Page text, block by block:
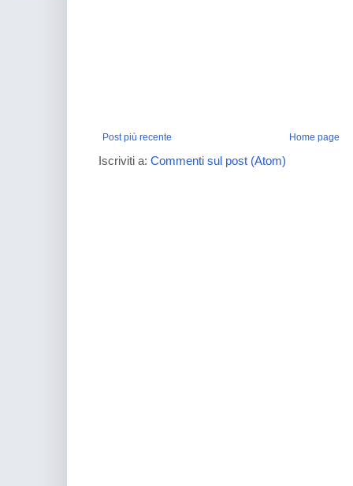
Post più recente Home page
Iscriviti a: Commenti sul post (Atom)